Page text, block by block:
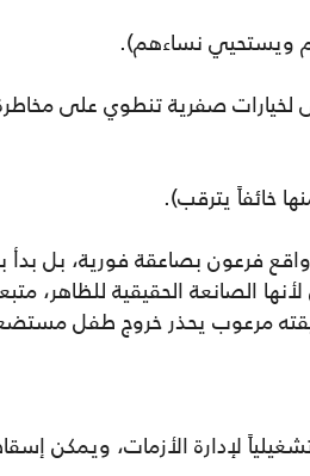
ويستحيي نساءهم).
لخيارات صفرية تنطوي على
خائفاً يترقب).
واقع فرعون بصاعقة فورية، بل بدأ
الصانعة الحقيقية للظاهر،
حقيقته مرعوب يحذر خروج طفل
لإدارة الأزمات، ويمكن